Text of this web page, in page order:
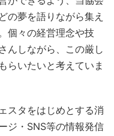
の夢を語りながら集え
個々の経営理念や技
んしながら、この厳し
らいたいと考えていま
スタをはじめとする消
ジ・SNS等の情報発信